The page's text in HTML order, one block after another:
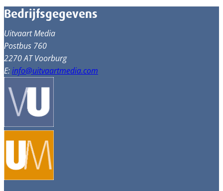
Bedrijfsgegevens
Uitvaart Media
Postbus 760
2270 AT Voorburg
E:info@uitvaartmedia.com